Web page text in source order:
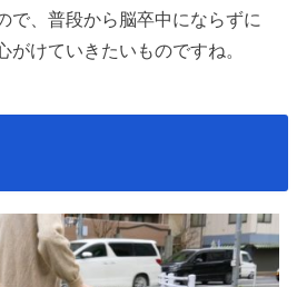
で、普段から脳卒中にならずに
がけていきたいものですね。